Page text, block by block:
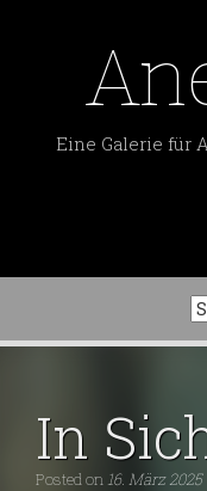
Eine Galerie für
In
Posted on 16. März 2025